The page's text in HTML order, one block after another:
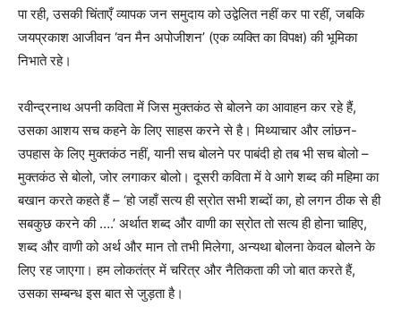
पा रही, उसकी चिंताएँ व्यापक जन समुदाय को उद्वेलित नहीं कर पा रहीं, जबकि
जयप्रकाश आजीवन ‘वन मैन अपोजीशन’ (एक व्यक्ति का विपक्ष) की भूमिका
निभाते रहे।
रवीन्द्रनाथ अपनी कविता में जिस मुक्तकंठ से बोलने का आवाहन कर रहे हैं,
उसका आशय सच कहने के लिए साहस करने से है। मिथ्याचार और लांछन-
उपहास के लिए मुक्तकंठ नहीं, यानी सच बोलने पर पाबंदी हो तब भी सच बोलो –
मुक्तकंठ से बोलो, जोर लगाकर बोलो। दूसरी कविता में वे आगे शब्द की महिमा का
बखान करते कहते हैं – ‘हो जहाँ सत्य ही स्रोत सभी शब्दों का, हो लगन ठीक से ही
सबकुछ करने की ….’ अर्थात शब्द और वाणी का स्रोत तो सत्य ही होना चाहिए,
शब्द और वाणी को अर्थ और मान तो तभी मिलेगा, अन्यथा बोलना केवल बोलने के
लिए रह जाएगा। हम लोकतंत्र में चरित्र और नैतिकता की जो बात करते हैं,
उसका सम्बन्ध इस बात से जुड़ता है।